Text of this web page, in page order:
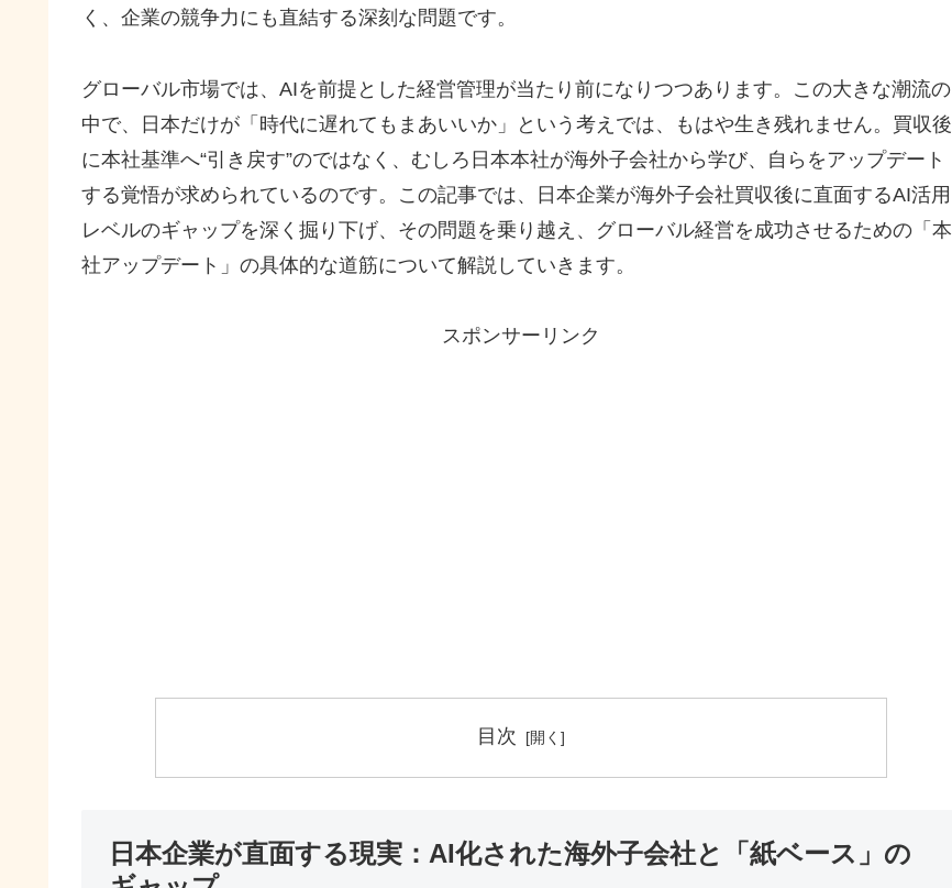
く、企業の競争力にも直結する深刻な問題です。
グローバル市場では、AIを前提とした経営管理が当たり前になりつつあります。この大きな潮流の
中で、日本だけが「時代に遅れてもまあいいか」という考えでは、もはや生き残れません。買収後
に本社基準へ“引き戻す”のではなく、むしろ日本本社が海外子会社から学び、自らをアップデート
する覚悟が求められているのです。この記事では、日本企業が海外子会社買収後に直面するAI活用
レベルのギャップを深く掘り下げ、その問題を乗り越え、グローバル経営を成功させるための「本
社アップデート」の具体的な道筋について解説していきます。
スポンサーリンク
目次
日本企業が直面する現実：AI化された海外子会社と「紙ベース」の